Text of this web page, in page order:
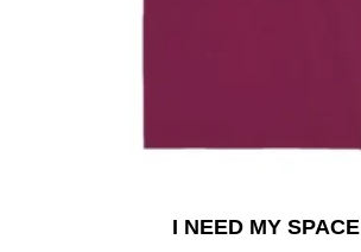
I NEED MY SPACE